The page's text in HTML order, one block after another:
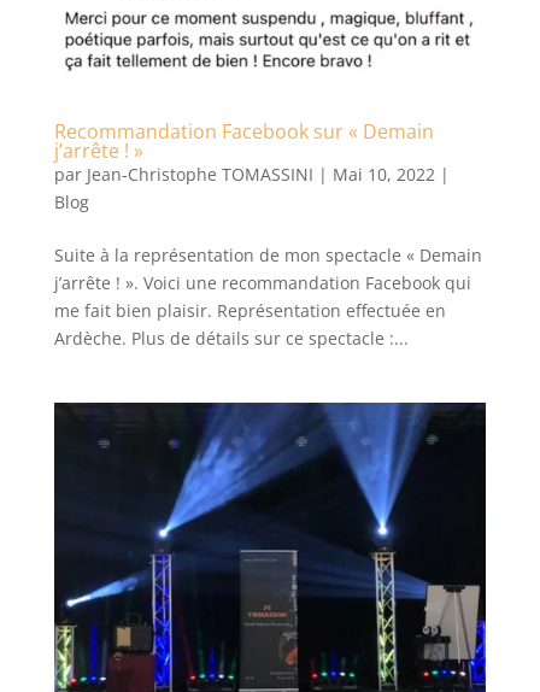
Recommandation Facebook sur « Demain
j’arrête ! »
par Jean-Christophe TOMASSINI | Mai 10, 2022|
Blog
Suite à la représentation de mon spectacle « Demain
j’arrête ! ». Voici une recommandation Facebook qui
me fait bien plaisir. Représentation effectuée en
Ardèche. Plus de détails sur ce spectacle :...